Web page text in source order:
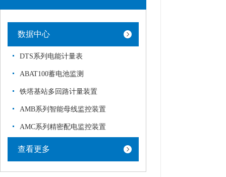
数据中心
DTS系列电能计量表
ABAT100蓄电池监测
铁塔基站多回路计量装置
AMB系列智能母线监控装置
AMC系列精密配电监控装置
查看更多